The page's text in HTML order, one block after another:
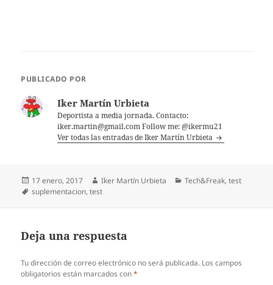
PUBLICADO POR
Iker Martín Urbieta
Deportista a media jornada. Contacto:
iker.martin@gmail.com Follow me: @ikermu21
Ver todas las entradas de Iker Martín Urbieta
Publicado
el
17 enero, 2017 Autor
Iker Martín Urbieta Categorías
Tech&Freak,test
Etiquetas
suplementacion,test
Deja una respuesta
Tu dirección de correo electrónico no será publicada. Los campos
obligatorios están marcados con*